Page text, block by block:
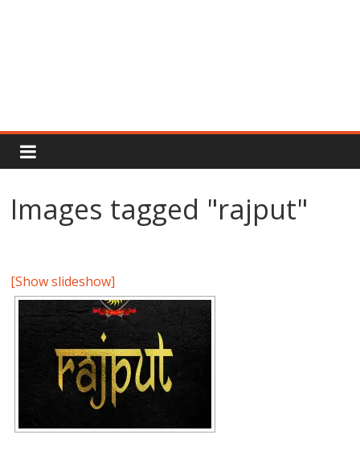
Rajput
Proud
Rajputana
In
Hindi
Images tagged "rajput"
[Show slideshow]